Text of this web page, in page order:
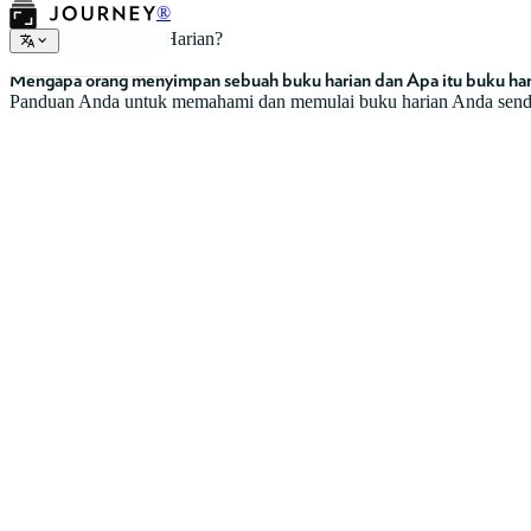
®
Apa itu Buku Harian?
Mengapa orang menyimpan sebuah buku harian dan Apa itu buku
Panduan Anda untuk memahami dan memulai buku harian Anda